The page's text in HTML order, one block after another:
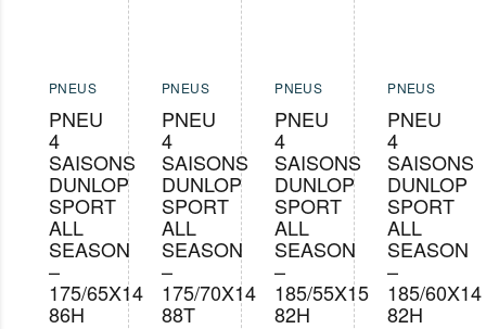
PNEUS
PNEU
4
SAISONS
DUNLOP
SPORT
ALL
SEASON
–
175/65X14
86H
PNEUS
PNEU
4
SAISONS
DUNLOP
SPORT
ALL
SEASON
–
175/70X14
88T
PNEUS
PNEU
4
SAISONS
DUNLOP
SPORT
ALL
SEASON
–
185/55X15
82H
PNEUS
PNEU
4
SAISONS
DUNLOP
SPORT
ALL
SEASON
–
185/60X14
82H